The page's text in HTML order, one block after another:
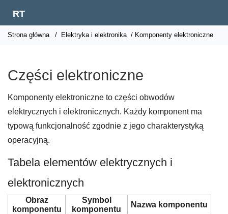
RT
Strona główna / Elektryka i elektronika / Komponenty elektroniczne
Części elektroniczne
Komponenty elektroniczne to części obwodów
elektrycznych i elektronicznych. Każdy komponent ma
typową funkcjonalność zgodnie z jego charakterystyką
operacyjną.
Tabela elementów elektrycznych i
elektronicznych
Obraz
komponentu
Symbol
komponentu
Nazwa komponentu